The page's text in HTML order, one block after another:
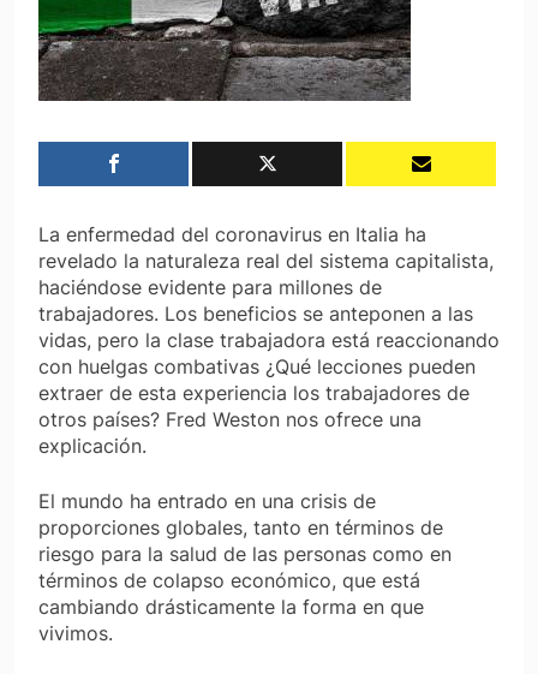
La enfermedad del coronavirus en Italia ha
revelado la naturaleza real del sistema capitalista,
haciéndose evidente para millones de
trabajadores. Los beneficios se anteponen a las
vidas, pero la clase trabajadora está reaccionando
con huelgas combativas ¿Qué lecciones pueden
extraer de esta experiencia los trabajadores de
otros países? Fred Weston nos ofrece una
explicación.
El mundo ha entrado en una crisis de
proporciones globales, tanto en términos de
riesgo para la salud de las personas como en
términos de colapso económico, que está
cambiando drásticamente la forma en que
vivimos.